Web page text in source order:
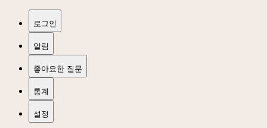
로그인
알림
좋아요한 질문
통계
설정